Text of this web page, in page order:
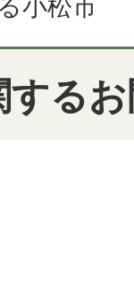
小松市
する